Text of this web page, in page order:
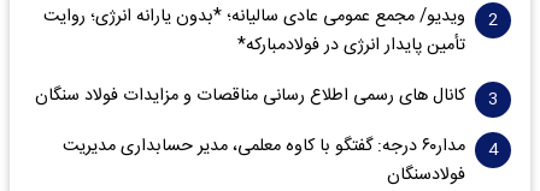
ویدیو/ مجمع عمومی عادی سالیانه؛ *بدون یارانه انرژی؛ روایت
تأمین پایدار انرژی در فولادمبارکه*
کانال های رسمی اطلاع رسانی مناقصات و مزایدات فولاد سنگان
مدار‌۶٠ درجه: گفتگو با کاوه معلمی، مدیر حسابداری مدیریت
فولادسنگان